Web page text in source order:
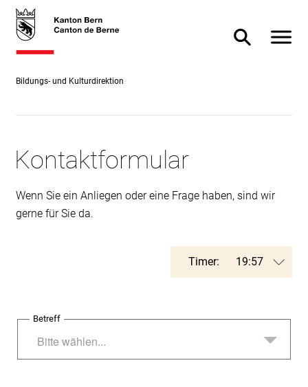
Direkt
zum
Inhalt
skiplink.toNavigation
skiplink.toStartPage
Direkt
Suche
Bildungs- und Kulturdirektion
Suche ein-
Kontaktformular
Wenn Sie ein Anliegen oder eine Frage haben, sind wir
gerne für Sie da.
Timer:
Betreff
Bitte wählen...